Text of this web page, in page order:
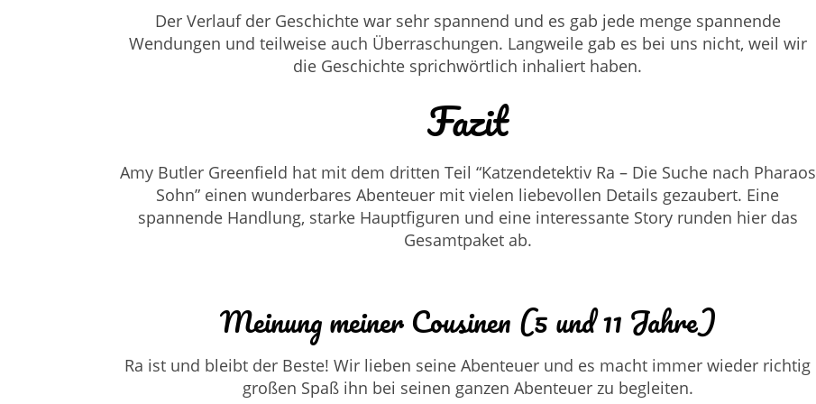
Der Verlauf der Geschichte war sehr spannend und es gab jede menge spannende
Wendungen und teilweise auch Überraschungen. Langweile gab es bei uns nicht, weil wir
die Geschichte sprichwörtlich inhaliert haben.
Fazit
Amy Butler Greenfield hat mit dem dritten Teil “Katzendetektiv Ra – Die Suche nach Pharaos
Sohn” einen wunderbares Abenteuer mit vielen liebevollen Details gezaubert. Eine
spannende Handlung, starke Hauptfiguren und eine interessante Story runden hier das
Gesamtpaket ab.
Meinung meiner Cousinen (5 und 11 Jahre)
Ra ist und bleibt der Beste! Wir lieben seine Abenteuer und es macht immer wieder richtig
großen Spaß ihn bei seinen ganzen Abenteuer zu begleiten.